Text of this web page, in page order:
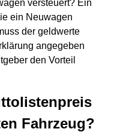
versteuert? Ein
ein Neuwagen
der geldwerte
angegeben
den Vorteil
Fahrzeug?